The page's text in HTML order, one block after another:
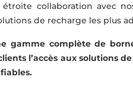
étroite collaboration avec
de recharge les plus
gamme complète de
l’accès aux solutions